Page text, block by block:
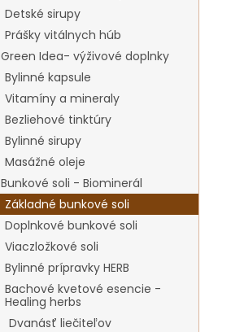
Detské sirupy
Prášky vitálnych húb
Green Idea- výživové doplnky
Bylinné kapsule
Vitamíny a mineraly
Bezliehové tinktúry
Bylinné sirupy
Masážné oleje
Bunkové soli - Biominerál
Základné bunkové soli
Doplnkové bunkové soli
Viaczložkové soli
Bylinné prípravky HERB
Bachové kvetové esencie -
Healing herbs
Dvanásť liečiteľov